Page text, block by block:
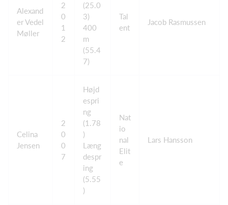
Alexand
er Vedel
Møller
2
0
1
2
(25.0
3)
400
m
(55.4
7)
Tal
ent
Jacob Rasmussen
Celina
Jensen
2
0
0
7
Højd
espri
ng
(1.78
)
Læng
despr
ing
(5.55
)
Nat
io
nal
Elit
e
Lars Hansson